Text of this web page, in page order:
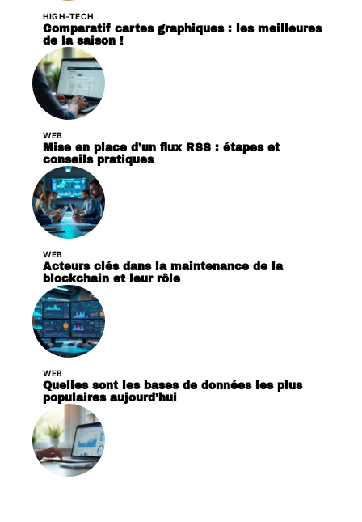
HIGH-TECH
Comparatif cartes graphiques : les meilleures
de la saison !
WEB
Mise en place d’un flux RSS : étapes et
conseils pratiques
WEB
Acteurs clés dans la maintenance de la
blockchain et leur rôle
WEB
Quelles sont les bases de données les plus
populaires aujourd’hui